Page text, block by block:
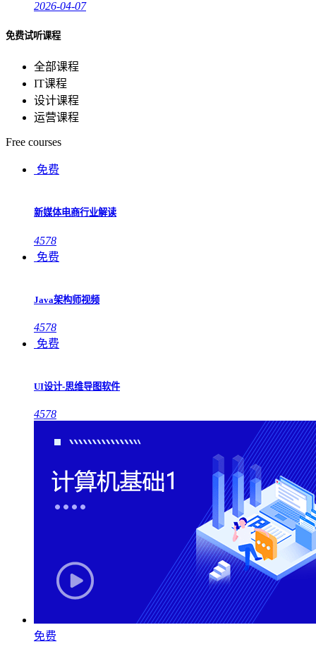
2026-04-07
免费试听课程
全部课程
IT课程
设计课程
运营课程
Free courses
免费
新媒体电商行业解读
4578
免费
Java架构师视频
4578
免费
UI设计-思维导图软件
4578
免费